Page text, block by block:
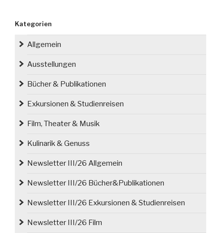
1921“
Kategorien
Allgemein
Ausstellungen
Bücher & Publikationen
Exkursionen & Studienreisen
Film, Theater & Musik
Kulinarik & Genuss
Newsletter III/26 Allgemein
Newsletter III/26 Bücher&Publikationen
Newsletter III/26 Exkursionen & Studienreisen
Newsletter III/26 Film